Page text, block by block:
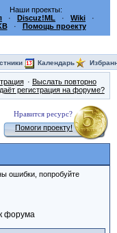
Наши проекты:
· Discuz!ML · Wiki ·
· Помощь проекту
Календарь
Выслать повторно
регистрация на форуме?
Нравится ресурс?
Помоги проекту!
ошибки, попробуйте
форума